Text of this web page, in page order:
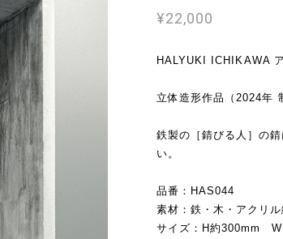
¥22,000
HALYUKI ICHIKAWA
立体造形作品（2024年
鉄製の［錆びる人］の
い。
品番：HAS044
素材：鉄・木・アクリ
サイズ：H約300mm